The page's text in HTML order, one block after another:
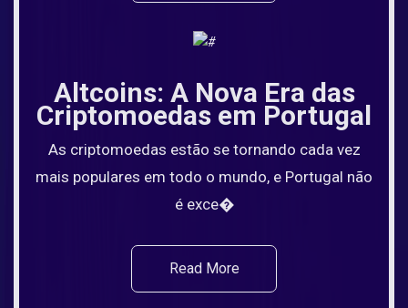
Altcoins: A Nova Era das
Criptomoedas em Portugal
As criptomoedas estão se tornando cada vez
mais populares em todo o mundo, e Portugal não
é exce�
Read More